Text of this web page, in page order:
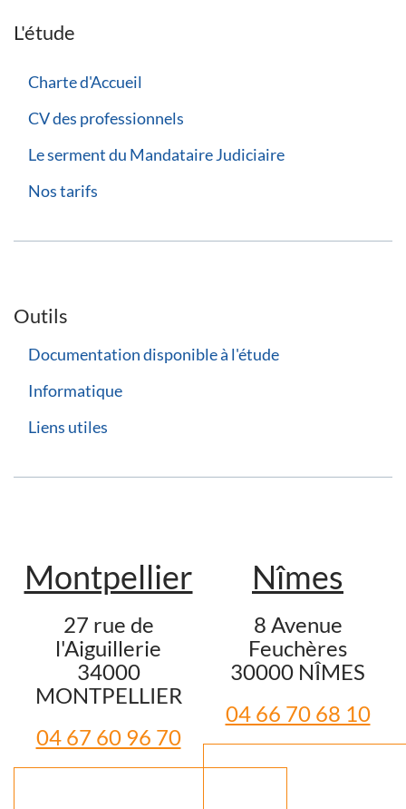
L'étude
Charte d'Accueil
CV des professionnels
Le serment du Mandataire Judiciaire
Nos tarifs
Outils
Documentation disponible à l'étude
Informatique
Liens utiles
Montpellier
27 rue de
l'Aiguillerie
34000
MONTPELLIER
04 67 60 96 70
Nîmes
8 Avenue
Feuchères
30000 NÎMES
04 66 70 68 10